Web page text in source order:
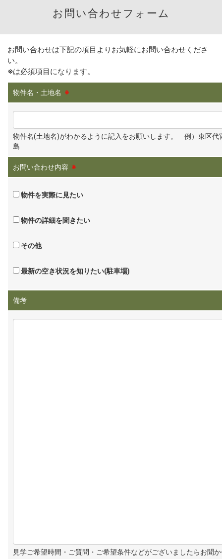
お問い合わせフォーム
お問い合わせは下記の項目よりお気軽にお問い合わせくださ
い。
※は必須項目になります。
物件名・土地名 ※
物件名(土地名)がわかるように記入をお願いします。 例）東区代
島
お問い合わせ内容 ※
物件を実際に見たい
物件の詳細を聞きたい
その他
最新の空き状況を知りたい(駐車場)
備考
見学ご希望時間・ご質問・ご希望条件などがございましたらお聞